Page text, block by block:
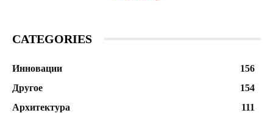
CATEGORIES
Инновации
156
Другое
154
Архитектура
111